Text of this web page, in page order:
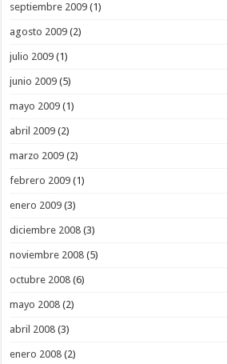
septiembre 2009 (1)
agosto 2009 (2)
julio 2009 (1)
junio 2009 (5)
mayo 2009 (1)
abril 2009 (2)
marzo 2009 (2)
febrero 2009 (1)
enero 2009 (3)
diciembre 2008 (3)
noviembre 2008 (5)
octubre 2008 (6)
mayo 2008 (2)
abril 2008 (3)
enero 2008 (2)